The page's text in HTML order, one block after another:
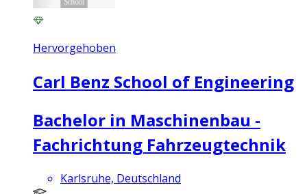
Hervorgehoben
Carl Benz School of Engineering
Bachelor in Maschinenbau -
Fachrichtung Fahrzeugtechnik
Karlsruhe, Deutschland